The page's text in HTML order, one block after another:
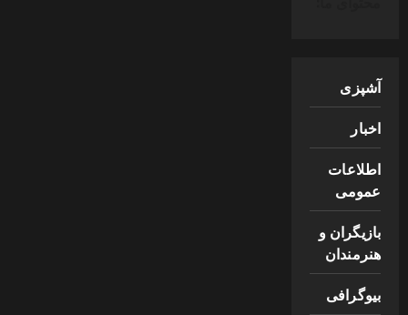
آشپزی
اخبار
اطلاعات
عمومی
بازیگران و
هنرمندان
بیوگرافی